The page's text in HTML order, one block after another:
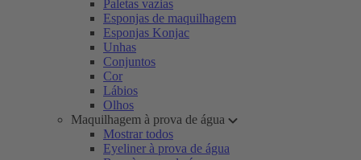
Paletas vazias
Esponjas de maquilhagem
Esponjas Konjac
Unhas
Conjuntos
Cor
Lábios
Olhos
Maquilhagem à prova de água
Mostrar todos
Eyeliner à prova de água